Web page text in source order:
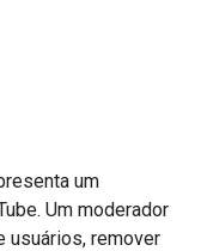
um
Um moderador
usuários, remover